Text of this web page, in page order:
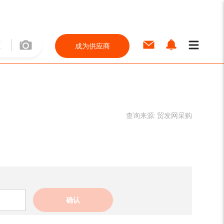
成为供应商
查询来源: 贸发网采购
确认